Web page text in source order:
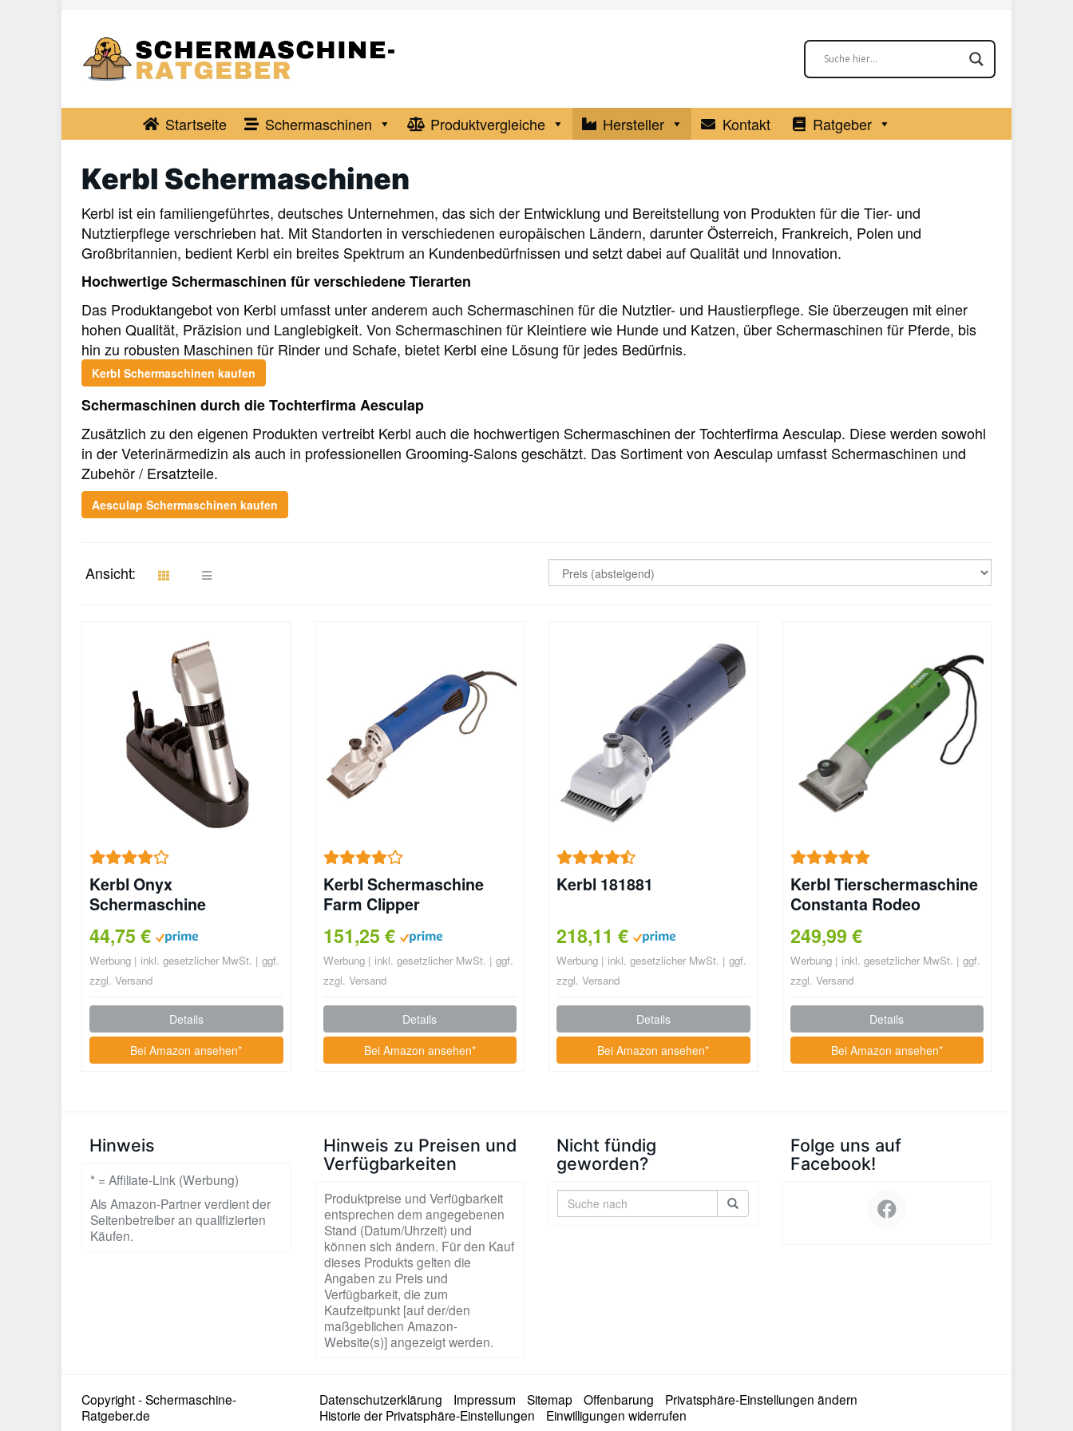
Startseite Schermaschinen Produktvergleiche Hersteller Kontakt Ratgeber
Kerbl Schermaschinen
Kerbl ist ein familiengeführtes, deutsches Unternehmen, das sich der Entwicklung und Bereitstellung von Produkten für die Tier- und
Nutztierpflege verschrieben hat. Mit Standorten in verschiedenen europäischen Ländern, darunter Österreich, Frankreich, Polen und
Großbritannien, bedient Kerbl ein breites Spektrum an Kundenbedürfnissen und setzt dabei auf Qualität und Innovation.
Hochwertige Schermaschinen für verschiedene Tierarten
Das Produktangebot von Kerbl umfasst unter anderem auch Schermaschinen für die Nutztier- und Haustierpflege. Sie überzeugen mit einer
hohen Qualität, Präzision und Langlebigkeit. Von Schermaschinen für Kleintiere wie Hunde und Katzen, über Schermaschinen für Pferde, bis
hin zu robusten Maschinen für Rinder und Schafe, bietet Kerbl eine Lösung für jedes Bedürfnis.
Kerbl Schermaschinen kaufen
Schermaschinen durch die Tochterfirma Aesculap
Zusätzlich zu den eigenen Produkten vertreibt Kerbl auch die hochwertigen Schermaschinen der Tochterfirma Aesculap. Diese werden sowohl
in der Veterinärmedizin als auch in professionellen Grooming-Salons geschätzt. Das Sortiment von Aesculap umfasst Schermaschinen und
Zubehör / Ersatzteile.
Aesculap Schermaschinen kaufen
Ansicht:
Kerbl Onyx
Schermaschine
44,75 €
Werbung | inkl. gesetzlicher MwSt. | ggf.
zzgl. Versand
Details
Bei Amazon ansehen*
Kerbl Schermaschine
Farm Clipper
151,25 €
Werbung | inkl. gesetzlicher MwSt. | ggf.
zzgl. Versand
Details
Bei Amazon ansehen*
Kerbl 181881
218,11 €
Werbung | inkl. gesetzlicher MwSt. | ggf.
zzgl. Versand
Details
Bei Amazon ansehen*
Kerbl Tierschermaschine
Constanta Rodeo
249,99 €
Werbung | inkl. gesetzlicher MwSt. | ggf.
zzgl. Versand
Details
Bei Amazon ansehen*
Hinweis
* = Affiliate-Link (Werbung)
Als Amazon-Partner verdient der
Seitenbetreiber an qualifizierten
Käufen.
Hinweis zu Preisen und
Verfügbarkeiten
Produktpreise und Verfügbarkeit
entsprechen dem angegebenen
Stand (Datum/Uhrzeit) und
können sich ändern. Für den Kauf
dieses Produkts gelten die
Angaben zu Preis und
Verfügbarkeit, die zum
Kaufzeitpunkt [auf der/den
maßgeblichen Amazon-
Website(s)] angezeigt werden.
Nicht fündig
geworden?
Folge uns auf
Facebook!
Copyright - Schermaschine-
Ratgeber.de
Datenschutzerklärung Impressum Sitemap Offenbarung
Privatsphäre-Einstellungen ändern
Historie der Privatsphäre-Einstellungen
Einwilligungen widerrufen